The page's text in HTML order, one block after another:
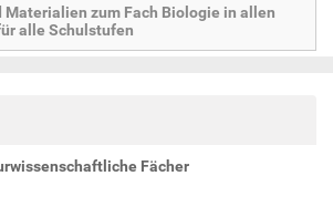
Materialien zum Fach Biologie in allen
alle Schulstufen
Fächer